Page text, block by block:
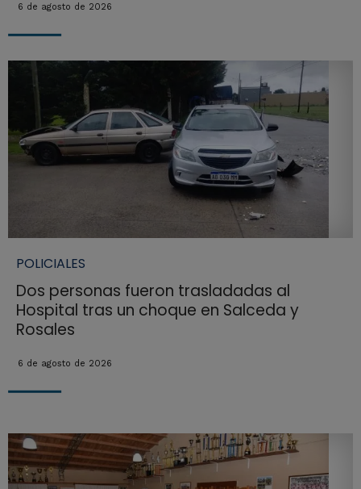
6 de agosto de 2026
POLICIALES
Dos personas fueron trasladadas al
Hospital tras un choque en Salceda y
Rosales
6 de agosto de 2026